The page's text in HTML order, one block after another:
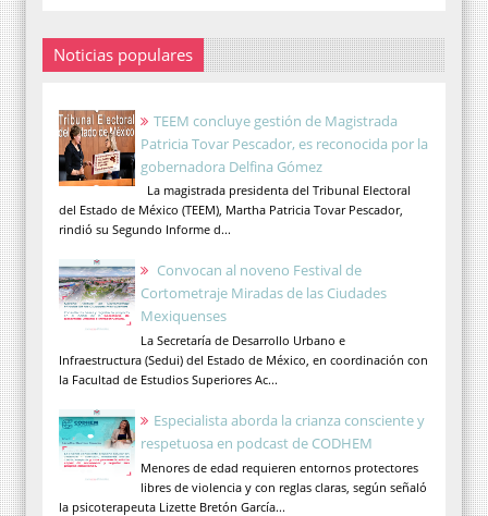
Noticias populares
TEEM concluye gestión de Magistrada
Patricia Tovar Pescador, es reconocida por la
gobernadora Delfina Gómez
La magistrada presidenta del Tribunal Electoral
del Estado de México (TEEM), Martha Patricia Tovar Pescador,
rindió su Segundo Informe d...
Convocan al noveno Festival de
Cortometraje Miradas de las Ciudades
Mexiquenses
La Secretaría de Desarrollo Urbano e
Infraestructura (Sedui) del Estado de México, en coordinación con
la Facultad de Estudios Superiores Ac...
Especialista aborda la crianza consciente y
respetuosa en podcast de CODHEM
Menores de edad requieren entornos protectores
libres de violencia y con reglas claras, según señaló
la psicoterapeuta Lizette Bretón García...